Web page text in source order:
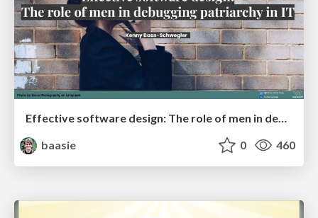
Effective software design: The role of men in debugging patriarchy in IT @ Voxxed Days AMS
baasie
0 460